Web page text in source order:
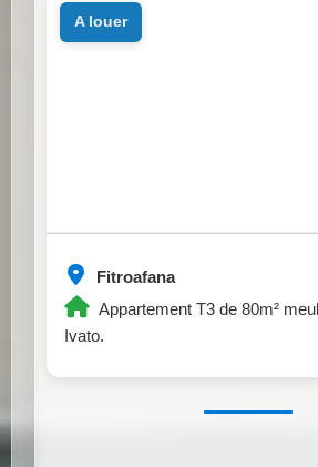
Fitroafana
Appartement T3 de 80m²
Ivato.
a louer